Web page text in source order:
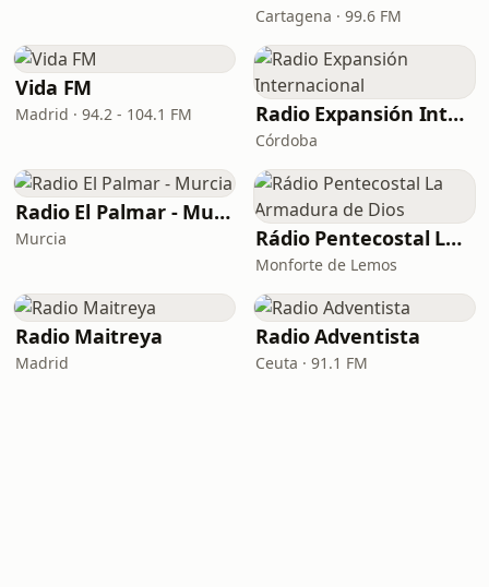
Cartagena · 99.6 FM
Vida FM
Madrid · 94.2 - 104.1 FM Radio Expansión Internacional
Córdoba
Radio El Palmar - Murcia
Murcia Rádio Pentecostal La Armadura de Dios
Monforte de Lemos
Radio Maitreya
Madrid
Radio Adventista
Ceuta · 91.1 FM